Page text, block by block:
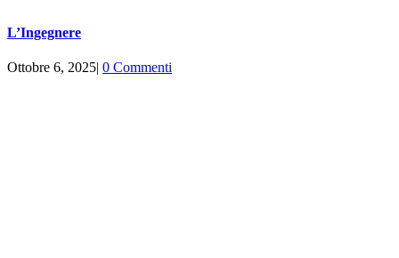
L’Ingegnere
Ottobre 6, 2025| 0 Commenti